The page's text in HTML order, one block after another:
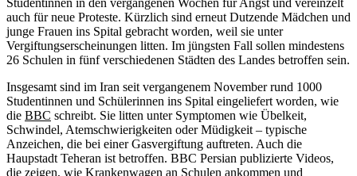
Studentinnen in den vergangenen Wochen für Angst und vereinzelt
auch für neue Proteste. Kürzlich sind erneut Dutzende Mädchen und
junge Frauen ins Spital gebracht worden, weil sie unter
Vergiftungserscheinungen litten. Im jüngsten Fall sollen mindestens
26 Schulen in fünf verschiedenen Städten des Landes betroffen sein.
Insgesamt sind im Iran seit vergangenem November rund 1000
Studentinnen und Schülerinnen ins Spital eingeliefert worden, wie
die BBC schreibt. Sie litten unter Symptomen wie Übelkeit,
Schwindel, Atemschwierigkeiten oder Müdigkeit – typische
Anzeichen, die bei einer Gasvergiftung auftreten. Auch die
Haupstadt Teheran ist betroffen. BBC Persian publizierte Videos,
die zeigen, wie Krankenwagen an Schulen ankommen und